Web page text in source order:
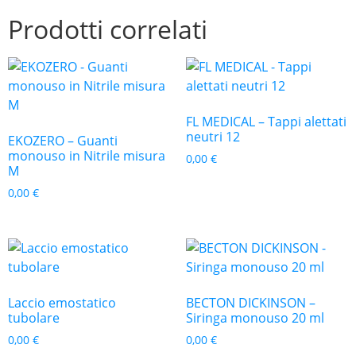
Prodotti correlati
EKOZERO – Guanti
monouso in Nitrile misura
M
0,00 €
FL MEDICAL – Tappi alettati
neutri 12
0,00 €
Laccio emostatico
tubolare
0,00 €
BECTON DICKINSON –
Siringa monouso 20 ml
0,00 €